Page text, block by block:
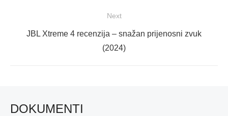
Next
NextJBL Xtreme 4 recenzija – snažan prijenosni zvuk
(2024)
DOKUMENTI